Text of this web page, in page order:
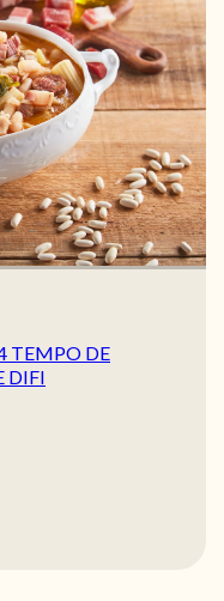
TEMPO DE
DIFI